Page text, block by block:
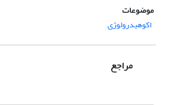
موضوعات
اکوهیدرولوژی
مراجع